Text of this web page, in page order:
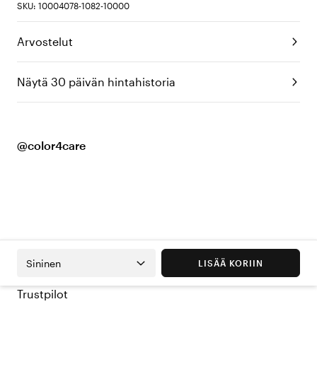
SKU: 10004078-1082-10000
Arvostelut
Näytä 30 päivän hintahistoria
@color4care
Sininen LISÄÄ KORIIN
Trustpilot